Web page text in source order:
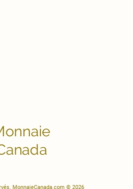
MonnaieCanada.com © 2026